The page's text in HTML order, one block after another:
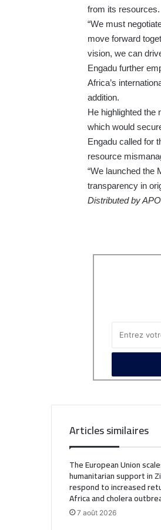
from its resources.
“We must
move forward
vision, we can
Engadu further
Africa’s
addition.
He highlighted the
which would
Engadu called for
resource
“We launched the
transparency in
Distributed by
Articles similaires
The European Union
humanitarian support in
respond to increased
Africa and cholera
7 août 2026